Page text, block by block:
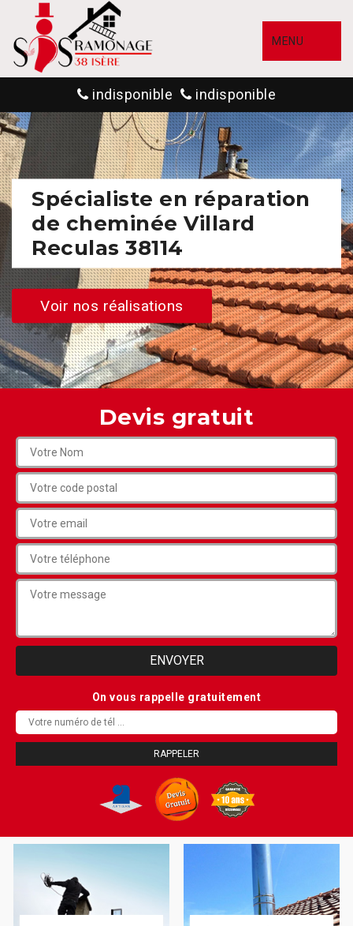
MENU
indisponible indisponible
Spécialiste en réparation
de cheminée Villard
Reculas 38114
Voir nos réalisations
Devis gratuit
On vous rappelle gratuitement